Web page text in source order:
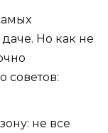
Но как не
советов:
не все